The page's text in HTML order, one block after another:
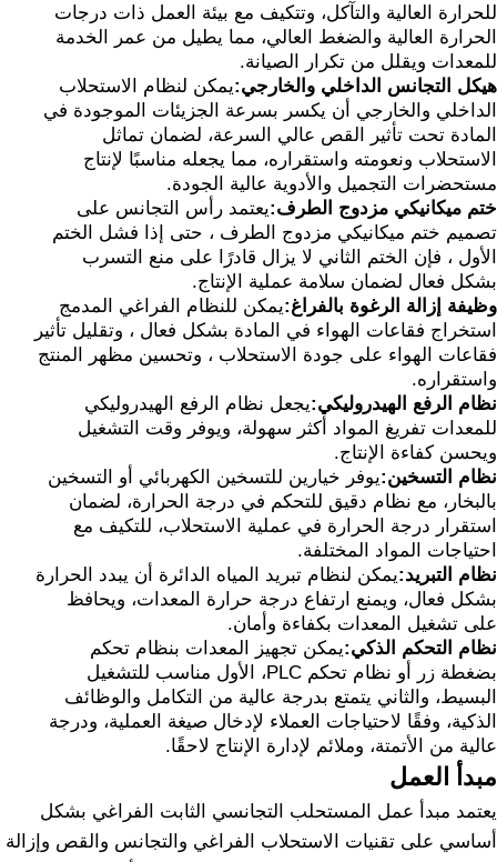
للحرارة العالية والتآكل، وتتكيف مع بيئة العمل ذات درجات
الحرارة العالية والضغط العالي، مما يطيل من عمر الخدمة
للمعدات ويقلل من تكرار الصيانة.
هيكل التجانس الداخلي والخارجي:يمكن لنظام الاستحلاب
الداخلي والخارجي أن يكسر بسرعة الجزيئات الموجودة في
المادة تحت تأثير القص عالي السرعة، لضمان تماثل
الاستحلاب ونعومته واستقراره، مما يجعله مناسبًا لإنتاج
مستحضرات التجميل والأدوية عالية الجودة.
ختم ميكانيكي مزدوج الطرف:يعتمد رأس التجانس على
تصميم ختم ميكانيكي مزدوج الطرف ، حتى إذا فشل الختم
الأول ، فإن الختم الثاني لا يزال قادرًا على منع التسرب
بشكل فعال لضمان سلامة عملية الإنتاج.
وظيفة إزالة الرغوة بالفراغ:يمكن للنظام الفراغي المدمج
استخراج فقاعات الهواء في المادة بشكل فعال ، وتقليل تأثير
فقاعات الهواء على جودة الاستحلاب ، وتحسين مظهر المنتج
واستقراره.
نظام الرفع الهيدروليكي:يجعل نظام الرفع الهيدروليكي
للمعدات تفريغ المواد أكثر سهولة، ويوفر وقت التشغيل
ويحسن كفاءة الإنتاج.
نظام التسخين:يوفر خيارين للتسخين الكهربائي أو التسخين
بالبخار، مع نظام دقيق للتحكم في درجة الحرارة، لضمان
استقرار درجة الحرارة في عملية الاستحلاب، للتكيف مع
احتياجات المواد المختلفة.
نظام التبريد:يمكن لنظام تبريد المياه الدائرة أن يبدد الحرارة
بشكل فعال، ويمنع ارتفاع درجة حرارة المعدات، ويحافظ
على تشغيل المعدات بكفاءة وأمان.
نظام التحكم الذكي:يمكن تجهيز المعدات بنظام تحكم
بضغطة زر أو نظام تحكم PLC، الأول مناسب للتشغيل
البسيط، والثاني يتمتع بدرجة عالية من التكامل والوظائف
الذكية، وفقًا لاحتياجات العملاء لإدخال صيغة العملية، ودرجة
عالية من الأتمتة، وملائم لإدارة الإنتاج لاحقًا.
مبدأ العمل
يعتمد مبدأ عمل المستحلب التجانسي الثابت الفراغي بشكل
أساسي على تقنيات الاستحلاب الفراغي والتجانس والقص وإزالة